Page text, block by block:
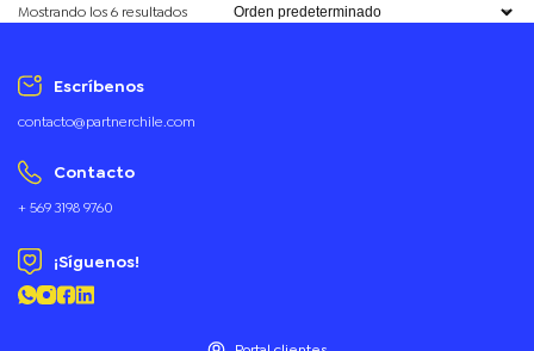
Mostrando los 6 resultados
Escríbenos
contacto@partnerchile.com
Contacto
+ 569 3198 9760
¡Síguenos!